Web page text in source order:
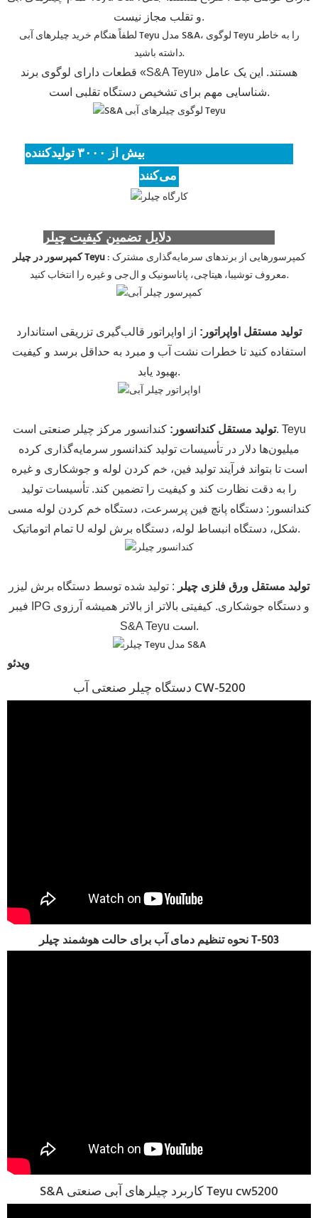
و تقلب مجاز نیست.
لطفاً هنگام خرید چیلرهای آبی Teyu مدل S&A، لوگوی Teyu را به خاطر
داشته باشید.
قطعات دارای لوگوی برند «S&A Teyu» هستند. این یک عامل
شناسایی مهم برای تشخیص دستگاه تقلبی است.
بیش از ۳۰۰۰ تولیدکننده، Teyu (S&A Teyu) را انتخاب
کمپرسور در چیلر Teyu: کمپرسورهایی از برندهای سرمایه‌گذاری مشترک
معروف توشیبا، هیتاچی، پاناسونیک و ال‌جی و غیره را انتخاب کنید.
تولید مستقل اواپراتور : از اواپراتور قالب‌گیری تزریقی استاندارد
استفاده کنید تا خطرات نشت آب و مبرد به حداقل برسد و کیفیت
بهبود یابد.
تولید مستقل کندانسور: کندانسور مرکز چیلر صنعتی است. Teyu
میلیون‌ها دلار در تأسیسات تولید کندانسور سرمایه‌گذاری کرده
است تا بتواند فرآیند تولید فین، خم کردن لوله و جوشکاری و غیره
را به دقت نظارت کند و کیفیت را تضمین کند. تأسیسات تولید
کندانسور: دستگاه پانچ فین پرسرعت، دستگاه خم کردن لوله مسی
تمام اتوماتیک U شکل، دستگاه انبساط لوله، دستگاه برش لوله.
تولید مستقل ورق فلزی چیلر : تولید شده توسط دستگاه برش لیزر
فیبر IPG و دستگاه جوشکاری. کیفیتی بالاتر از بالاتر همیشه آرزوی
S&A Teyu است.
ویدئو
دستگاه چیلر صنعتی آب CW-5200
نحوه تنظیم دمای آب برای حالت هوشمند چیلر T-503
S&A کاربرد چیلرهای آبی صنعتی Teyu cw5200